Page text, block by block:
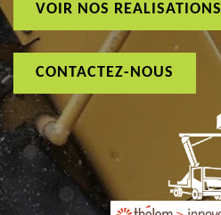
VOIR NOS REALISATIONS
CONTACTEZ-NOUS